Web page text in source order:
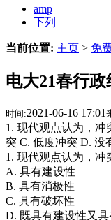
amp
下列
当前位置: 主页 > 免
电大21春行
时间:2021-06-16 17:01
1. 现代观点认为，冲
突 C. 低度冲突 D. 没
1. 现代观点认为，冲
A. 具有建设性
B. 具有消极性
C. 具有破坏性
D. 既具有建设性又